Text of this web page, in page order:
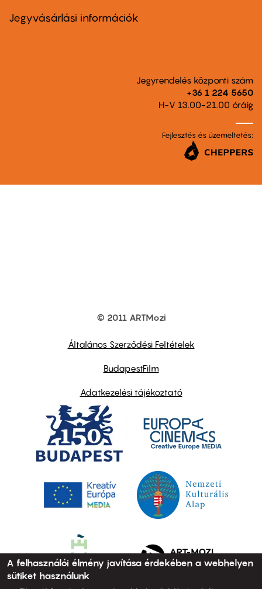
second
Jegyvásárlási információk
Jegyrendelés központi szám
+36 1 224 5650
H-V 13.00-21.00 óráig
Fejlesztés és üzemeltetés:
© 2011 ARTMozi
Általános Szerződési Feltételek
BudapestFilm
Adatkezelési tájékoztató
A felhasználói élmény javítása érdekében a webhelyen
sütiket használunk